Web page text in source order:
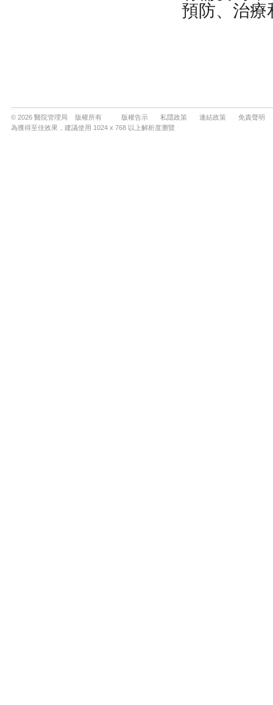
© 2026 醫院管理局 版權所有 版權告示 私隱政策 連結政策
免責聲明
為獲得至佳效果，建議使用 1024 x 768 以上解析度瀏覽